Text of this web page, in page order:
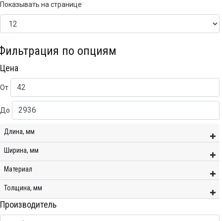
Показывать на странице
по опциям
Цена
От
До
Длина, мм
Ширина, мм
Материал
Толщина, мм
Производитель